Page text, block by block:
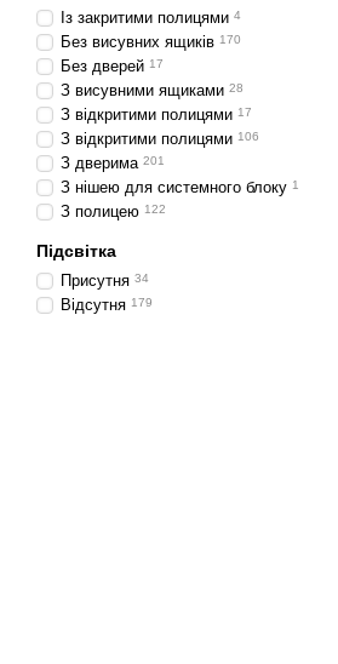
Із закритими полицями 4
Без висувних ящиків 170
Без дверей 17
З висувними ящиками 28
З відкритими полицями 17
З відкритими полицями 106
З дверима 201
З нішею для системного блоку 1
З полицею 122
Підсвітка
Присутня 34
Відсутня 179